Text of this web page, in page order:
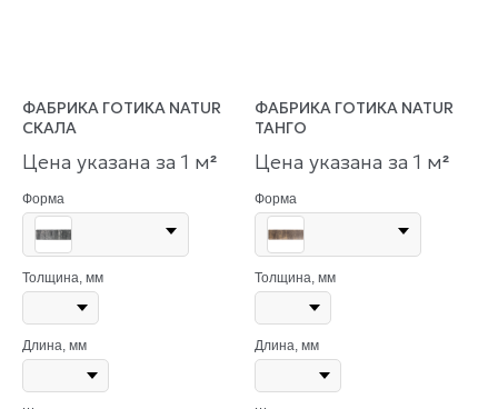
ФАБРИКА ГОТИКА NATUR
СКАЛА
Цена указана за 1 м²
Форма
Толщина, мм
Длина, мм
ФАБРИКА ГОТИКА NATUR
ТАНГО
Цена указана за 1 м²
Форма
Толщина, мм
Длина, мм